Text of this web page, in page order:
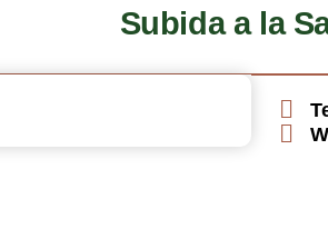
Subida a la